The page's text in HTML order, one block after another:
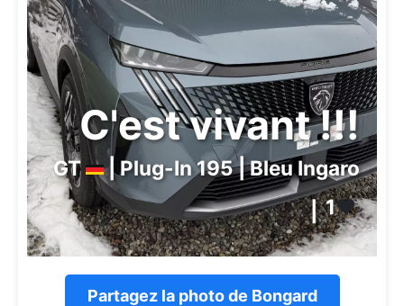
C'est vivant !!!
GT
| Plug-In 195 | Bleu Ingaro
|1❤️
Partagez la photo de Bongard